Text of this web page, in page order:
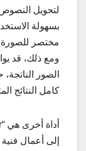
لتحويل النصوص
بسهولة
مختصر للصورة
ومع ذلك، قد
الصور
كامل النتائج
إلى أعمال